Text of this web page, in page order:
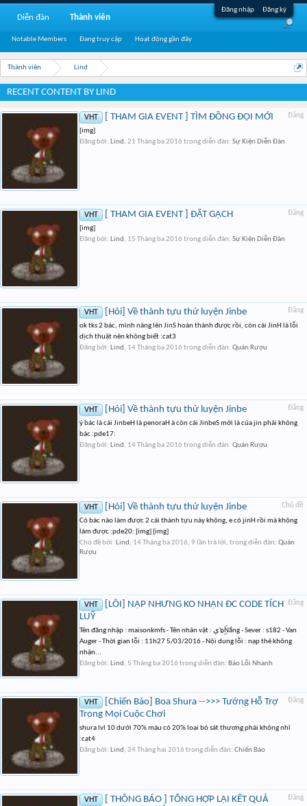
Đăng nhập Đăng ký
Thành viên Lind
RECENT CONTENT BY LIND
Đăng
VHT [ THAM GIA EVENT ] TÌM ĐỒNG ĐỘI MỚI
[img]
Đăng bởi: Lind , 21 Tháng ba 2016 trong diễn đàn: Sự Kiện Diễn Đàn
Đăng
VHT [ THAM GIA EVENT ] ĐẶT GẠCH
[img]
Đăng bởi: Lind , 15 Tháng ba 2016 trong diễn đàn: Sự Kiện Diễn Đàn
Đăng
VHT [Hỏi] Về thành tựu thử luyện Jinbe
ok tks 2 bác, mình nâng lên JinS hoàn thành được rồi, còn cái JinH là lỗi
dịch thuật nên không biết :cat3
Đăng bởi: Lind , 14 Tháng ba 2016 trong diễn đàn: Quán Rượu
Đăng
VHT [Hỏi] Về thành tựu thử luyện Jinbe
ý bác là cái JinbeH là penoraH à còn cái JinbeS mới là của jin phải không
bác :pde17:
Đăng bởi: Lind , 14 Tháng ba 2016 trong diễn đàn: Quán Rượu
Chủ đề
VHT [Hỏi] Về thành tựu thử luyện Jinbe
Có bác nào làm được 2 cái thành tựu này không, e có jinH rồi mà không
làm được :pde20: [img] [img]
Chủ đề bởi: Lind , 14 Tháng ba 2016, 9 lần trả lời, trong diễn đàn: Quán
Rượu
Đăng
VHT
[LỖI] NẠP NHƯNG KO NHẬN ĐC CODE TÍCH
LUỸ
Tên đăng nhập : maisonkmfs - Tên nhân vật : ﻱ๖ۣۜNắng - Sever : s182 - Van
Auger - Thời gian lỗi : 11h27 5/03/2016 - Nội dung lỗi : nạp thẻ không
nhận...
Đăng bởi: Lind , 5 Tháng ba 2016 trong diễn đàn: Báo Lỗi Nhanh
Đăng
VHT
[Chiến Báo] Boa Shura -->>> Tướng Hỗ Trợ
Trong Mọi Cuộc Chơi
shura lvl 10 dưới 70% máu có 20% loại bỏ sát thương phải không nhỉ
:cat4
Đăng bởi: Lind , 24 Tháng hai 2016 trong diễn đàn: Chiến Báo
Đăng
VHT
[ THÔNG BÁO ] TỔNG HỢP LẠI KẾT QUẢ
Diễn đàn Thành viên
Notable Members Đang truy cập Hoạt động gần đây